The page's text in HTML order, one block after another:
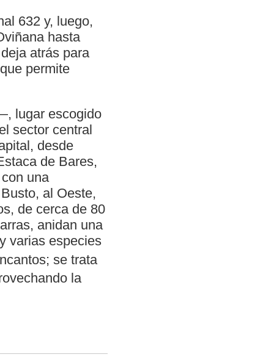
632 y, luego,
hasta
atrás para
permite
lugar escogido
sector central
desde
de Bares,
una
al Oeste,
de cerca de 80
anidan una
varias especies
se trata
la